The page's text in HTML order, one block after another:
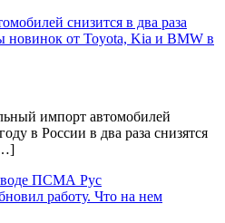
новинок от Toyota, Kia и BMW в
импорт автомобилей
в России в два раза снизятся
работу. Что на нем